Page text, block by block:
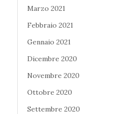
Marzo 2021
Febbraio 2021
Gennaio 2021
Dicembre 2020
Novembre 2020
Ottobre 2020
Settembre 2020